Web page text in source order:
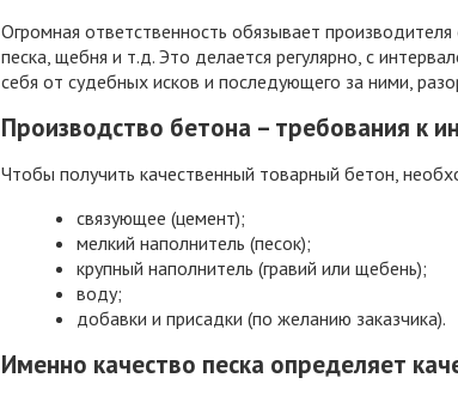
Огромная ответственность обязывает
песка, щебня и т.д. Это делается регулярно, с
себя от судебных исков и последующего за ними,
Производство бетона – требования к
Чтобы получить качественный товарный бетон,
связующее (цемент);
мелкий наполнитель (песок);
крупный наполнитель (гравий или щебень);
воду;
добавки и присадки (по желанию заказчика).
Именно качество песка определяет